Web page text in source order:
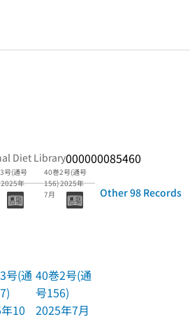
Diet Library000000085460
号(通号
年
号(通
10
40巻2号(通号
156) 2025年
7月
40巻2号(通
号156)
2025年7月
Other 98 Records